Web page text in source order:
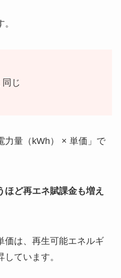
じ
力量（kWh） × 単価」で
ほど再エネ賦課金も増え
価は、再生可能エネルギ
ています。